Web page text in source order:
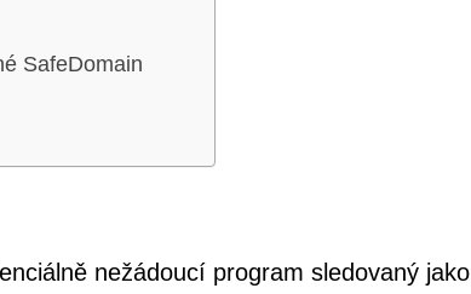
SafeDomain
nežádoucí program sledovaný jako